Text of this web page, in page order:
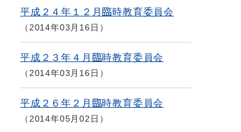
平成２４年１２月臨時教育委員会
2014年03月16日
平成２３年４月臨時教育委員会
2014年03月16日
平成２６年２月臨時教育委員会
2014年05月02日